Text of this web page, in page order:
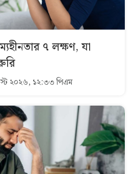
৭ লক্ষণ, যা
২০২৬, ১২:৩৩ পিএম